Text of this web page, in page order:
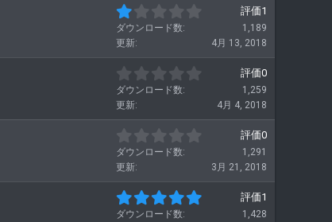
評価1
ダウンロード数
1,189
更新
4月 13, 2018
評価0
ダウンロード数
1,259
更新
4月 4, 2018
つ
評価0
ダウンロード数
1,291
更新
3月 21, 2018
5
評価1
ダウンロード数
1,428